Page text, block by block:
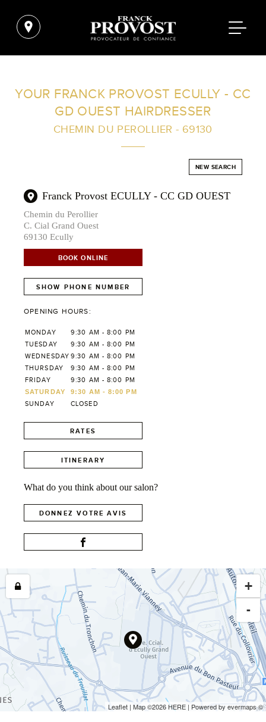
FILTER
YOUR FRANCK PROVOST ECULLY - CC
GD OUEST HAIRDRESSER
CHEMIN DU PEROLLIER - 69130
NEW SEARCH
Franck Provost ECULLY - CC GD OUEST
Chemin du Perollier
C. Cial Grand Ouest
69130 Ecully
BOOK ONLINE
SHOW PHONE NUMBER
OPENING HOURS:
MONDAY
9:30 AM - 8:00 PM
TUESDAY
9:30 AM - 8:00 PM
WEDNESDAY 9:30 AM - 8:00 PM
THURSDAY
9:30 AM - 8:00 PM
FRIDAY
9:30 AM - 8:00 PM
SATURDAY
9:30 AM - 8:00 PM
SUNDAY
CLOSED
RATES
ITINERARY
What do you think about our salon?
DONNEZ VOTRE AVIS
+
-
Leaflet | Map ©2026 HERE | Powered by evermaps©